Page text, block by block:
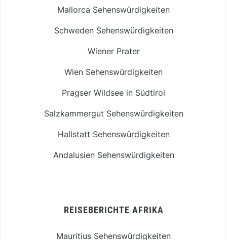
Mallorca Sehenswürdigkeiten
Schweden Sehenswürdigkeiten
Wiener Prater
Wien Sehenswürdigkeiten
Pragser Wildsee in Südtirol
Salzkammergut Sehenswürdigkeiten
Hallstatt Sehenswürdigkeiten
Andalusien Sehenswürdigkeiten
REISEBERICHTE AFRIKA
Mauritius Sehenswürdigkeiten